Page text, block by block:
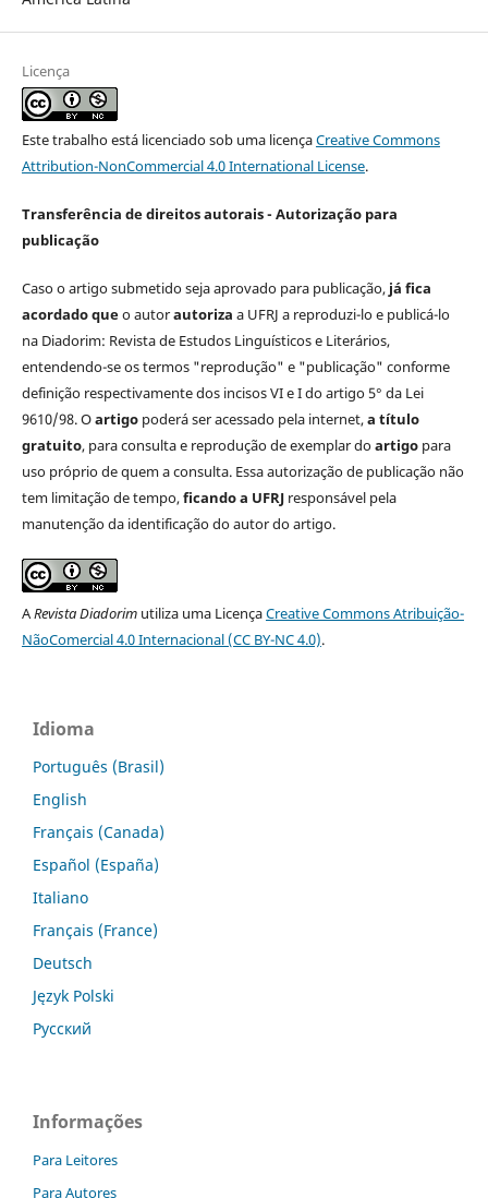
Licença
Este trabalho está licenciado sob uma licençaCreative Commons
Attribution-NonCommercial 4.0 International License.
Transferência de direitos autorais - Autorização para
publicação
Caso o artigo submetido seja aprovado para publicação, já fica
acordado queo autorautoriza a UFRJ a reproduzi-lo e publicá-lo
na Diadorim: Revista de Estudos Linguísticos e Literários,
entendendo-se os termos "reprodução" e "publicação" conforme
definição respectivamente dos incisos VI e I do artigo 5° da Lei
9610/98. Oartigopoderá ser acessado pela internet,a título
gratuito, para consulta e reprodução de exemplar doartigopara
uso próprio de quem a consulta. Essa autorização de publicação não
tem limitação de tempo,ficando a UFRJresponsável pela
manutenção da identificação do autor do artigo.
ARevista Diadorimutiliza uma LicençaCreative Commons Atribuição-
NãoComercial 4.0 Internacional (CC BY-NC 4.0).
Idioma
Português (Brasil)
English
Français (Canada)
Español (España)
Italiano
Français (France)
Deutsch
Język Polski
Русский
Informações
Para Leitores
Para Autores